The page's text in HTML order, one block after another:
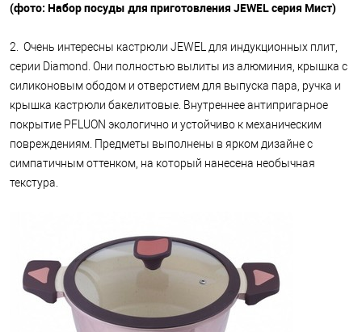
(фото: Набор посуды для приготовления JEWEL серия Мист)
2. Очень интересны кастрюли JEWEL для индукционных плит,
серии Diamond. Они полностью вылиты из алюминия, крышка с
силиконовым ободом и отверстием для выпуска пара, ручка и
крышка кастрюли бакелитовые. Внутреннее антипригарное
покрытие PFLUON экологично и устойчиво к механическим
повреждениям. Предметы выполнены в ярком дизайне с
симпатичным оттенком, на который нанесена необычная
текстура.